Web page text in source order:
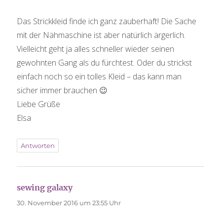
Das Strickkleid finde ich ganz zauberhaft! Die Sache
mit der Nähmaschine ist aber natürlich ärgerlich.
Vielleicht geht ja alles schneller wieder seinen
gewohnten Gang als du fürchtest. Oder du strickst
einfach noch so ein tolles Kleid – das kann man
sicher immer brauchen 😉
Liebe Grüße
Elsa
Antworten
sewing galaxysagt:
30. November 2016 um 23:55 Uhr